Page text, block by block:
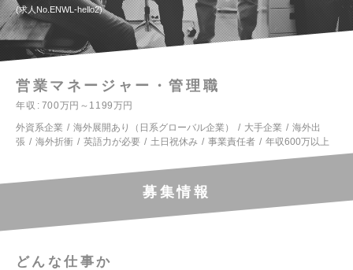
求人No.ENWL-hello2
営業マネージャー・管理職
年収
700万円～1199万円
外資系企業
海外展開あり（日系グローバル企業） 大手企業
海外出
張
海外折衝 英語力が必要 土日祝休み 事業責任者 年収600万以上
募集情報
どんな仕事か